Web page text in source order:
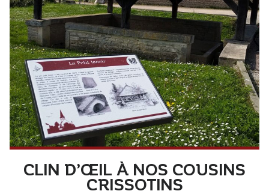
CLIN D’ŒIL À NOS COUSINS
CRISSOTINS